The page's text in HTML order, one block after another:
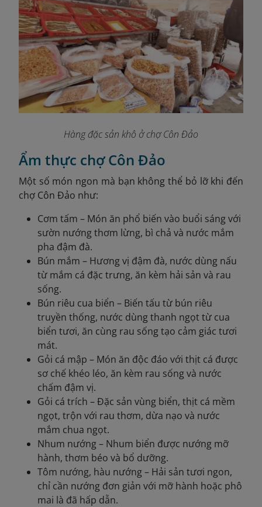
Hàng đặc sản khô ở chợ Côn Đảo
Ẩm thực chợ Côn Đảo
Một số món ngon mà bạn không thể bỏ lỡ khi đến
chợ Côn Đảo như:
Cơm tấm – Món ăn phổ biến vào buổi sáng với
sườn nướng thơm lừng, bì chả và nước mắm
pha đậm đà.
Bún mắm – Hương vị đậm đà, nước dùng nấu
từ mắm cá đặc trưng, ăn kèm hải sản và rau
sống.
Bún riêu cua biển – Biến tấu từ bún riêu
truyền thống, nước dùng thanh ngọt từ cua
biển tươi, ăn cùng rau sống tạo cảm giác tươi
mát.
Gỏi cá mập – Món ăn độc đáo với thịt cá được
sơ chế khéo léo, ăn kèm rau sống và nước
chấm đậm vị.
Gỏi cá trích – Đặc sản vùng biển, thịt cá mềm
ngọt, trộn với rau thơm, dừa nạo và nước
mắm chua ngọt.
Nhum nướng – Nhum biển được nướng mỡ
hành, thơm béo và bổ dưỡng.
Tôm nướng, hàu nướng – Hải sản tươi ngon,
chỉ cần nướng đơn giản với mỡ hành hoặc phô
mai là đã hấp dẫn.